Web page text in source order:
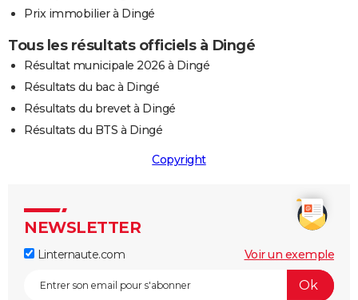
Prix immobilier à Dingé
Tous les résultats officiels à Dingé
Résultat municipale 2026 à Dingé
Résultats du bac à Dingé
Résultats du brevet à Dingé
Résultats du BTS à Dingé
Copyright
NEWSLETTER
Linternaute.com Voir un exemple